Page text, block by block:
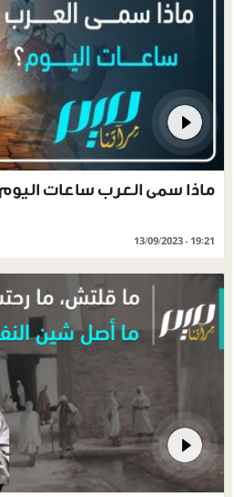
ماذا سمى العرب ساعات
13/09/2023 - 19:21